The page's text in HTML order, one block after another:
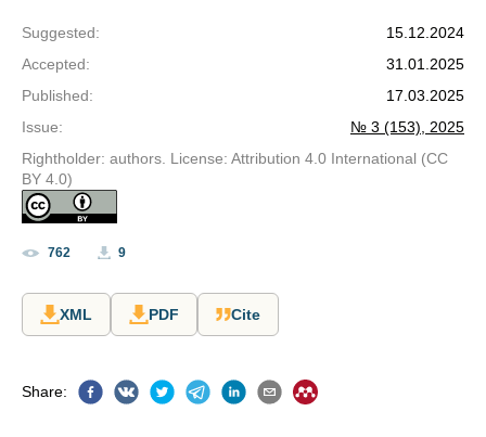
Suggested:
15.12.2024
Accepted:
31.01.2025
Published:
17.03.2025
Issue:
№ 3 (153), 2025
Rightholder: authors. License: Attribution 4.0 International (CC
BY 4.0)
762 9
XML PDF Cite
Share: